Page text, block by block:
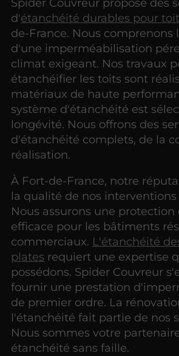
d'étanchéité durables pour
de-France. Nous comprenons
d'une imperméabilisation
climat exigeant. Nos travaux
étanchéifier les toits sont
matériaux de haute
système d'étanchéité est
longévité. Nous offrons des
d'étanchéité complets, de la
réalisation.
À Fort-de-France, notre
la qualité de nos
Nous assurons une protection
efficace pour les bâtiments
commerciaux. L'étanchéité
plates requiert une expertise
possédons. Spider Couvreur
fournir une prestation
de premier ordre. La
l'étanchéité fait partie de nos
Nous sommes votre
étanchéité sans faille.